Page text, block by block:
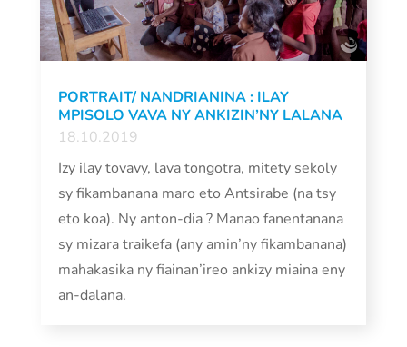
PORTRAIT/ NANDRIANINA : ILAY
MPISOLO VAVA NY ANKIZIN’NY LALANA
18.10.2019
Izy ilay tovavy, lava tongotra, mitety sekoly
sy fikambanana maro eto Antsirabe (na tsy
eto koa). Ny anton-dia ? Manao fanentanana
sy mizara traikefa (any amin’ny fikambanana)
mahakasika ny fiainan’ireo ankizy miaina eny
an-dalana.